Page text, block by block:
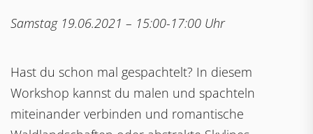
Samstag 19.06.2021 – 15:00-17:00 Uhr
Hast du schon mal gespachtelt? In diesem
Workshop kannst du malen und spachteln
miteinander verbinden und romantische